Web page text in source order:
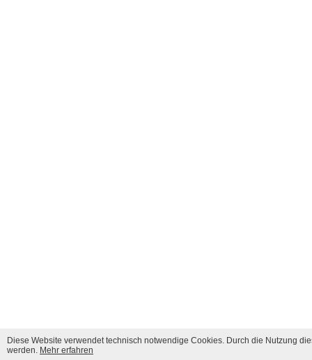
Diese Website verwendet technisch notwendige Cookies. Durch die Nutzung
werden. Mehr erfahren